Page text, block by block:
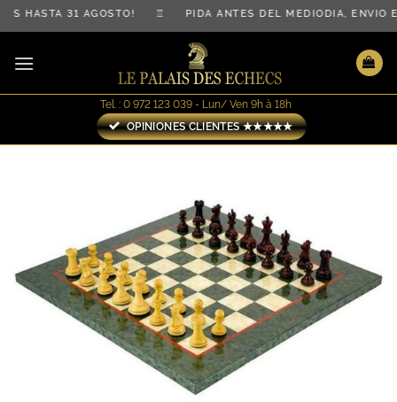
Saltar
al
contenido
HASTA 31 AGOSTO! ♖ PIDA ANTES DEL MEDIODÍA,
Tel. : 0 972 123 039 - Lun/ Ven 9h à 18h
OPINIONES CLIENTES ★★★★★